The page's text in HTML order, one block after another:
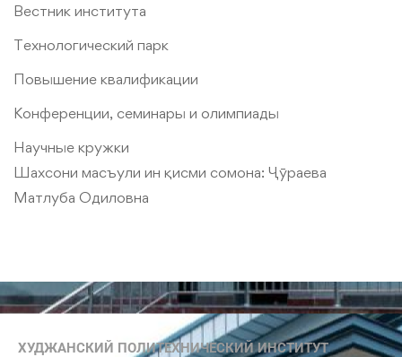
Вестник института
Технологический парк
Повышение квалификации
Конференции, семинары и олимпиады
Научные кружки
Шахсони масъули ин қисми сомона: Ҷӯраева
Матлуба Одиловна
ХУДЖАНСКИЙ ПОЛИТЕХНИЧЕСКИЙ ИНСТИТУТ